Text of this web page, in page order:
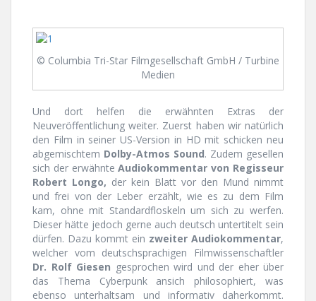
© Columbia Tri-Star Filmgesellschaft GmbH / Turbine
Medien
Und dort helfen die erwähnten Extras der
Neuveröffentlichung weiter. Zuerst haben wir natürlich
den Film in seiner US-Version in HD mit schicken neu
abgemischtem Dolby-Atmos Sound. Zudem gesellen
sich der erwähnteAudiokommentar von Regisseur
Robert Longo, der kein Blatt vor den Mund nimmt
und frei von der Leber erzählt, wie es zu dem Film
kam, ohne mit Standardfloskeln um sich zu werfen.
Dieser hätte jedoch gerne auch deutsch untertitelt sein
dürfen. Dazu kommt ein zweiter Audiokommentar,
welcher vom deutschsprachigen Filmwissenschaftler
Dr. Rolf Giesen gesprochen wird und der eher über
das Thema Cyberpunk ansich philosophiert, was
ebenso unterhaltsam und informativ daherkommt.